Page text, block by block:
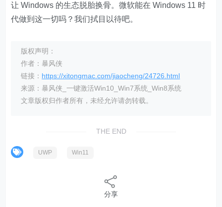
让 Windows 的生态脱胎换骨。微软能在 Windows 11 时
代做到这一切吗？我们拭目以待吧。
版权声明：
作者：暴风侠
链接： https://xitongmac.com/jiaocheng/24726.html
来源：暴风侠_一键激活Win10_Win7系统_Win8系统
文章版权归作者所有，未经允许请勿转载。
THE END
UWP Win11
分享